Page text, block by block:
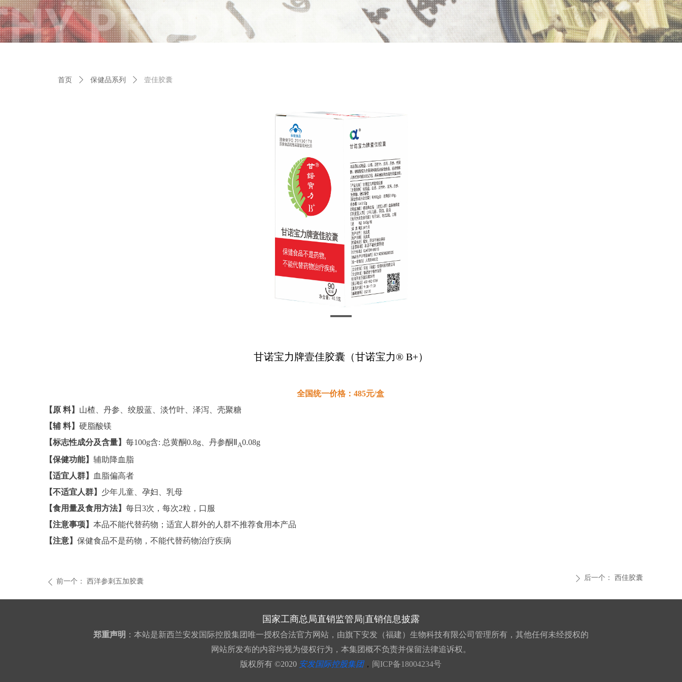
首页 ꄲ 保健品系列 ꄲ 壹佳胶囊
甘诺宝力牌壹佳胶囊（甘诺宝力® B+）
ꄴ 前一个： 西洋参刺五加胶囊 ꄲ 后一个： 西佳胶囊
全国统一价格：485元/盒
【原 料】 山楂、丹参、绞股蓝、淡竹叶、泽泻、壳聚糖
【辅 料】 硬脂酸镁
【标志性成分及含量】 每100g含: 总黄酮0.8g、丹参酮Ⅱ A0.08g
【保健功能】 辅助降血脂
【适宜人群】
血脂偏高者
【不适宜人群】 少年儿童、孕妇、乳母
【食用量及食用方法】 每日3次，每次2粒，口服
【注意事项】 本品不能代替药物；适宜人群外的人群不推荐食用本产品
【注意】 保健食品不是药物，不能代替药物治疗疾病
国家工商总局直销监管局|直销信息披露
郑重声明 ：本站是新西兰安发国际控股集团唯一授权合法官方网站，由旗下安发（福建）生物科技有限公司管理所有，其他任何未经授权的
网站所发布的内容均视为侵权行为，本集团概不负责并保留法律追诉权。
版权所有 ©2020 安发国际控股集团， 闽ICP备18004234号